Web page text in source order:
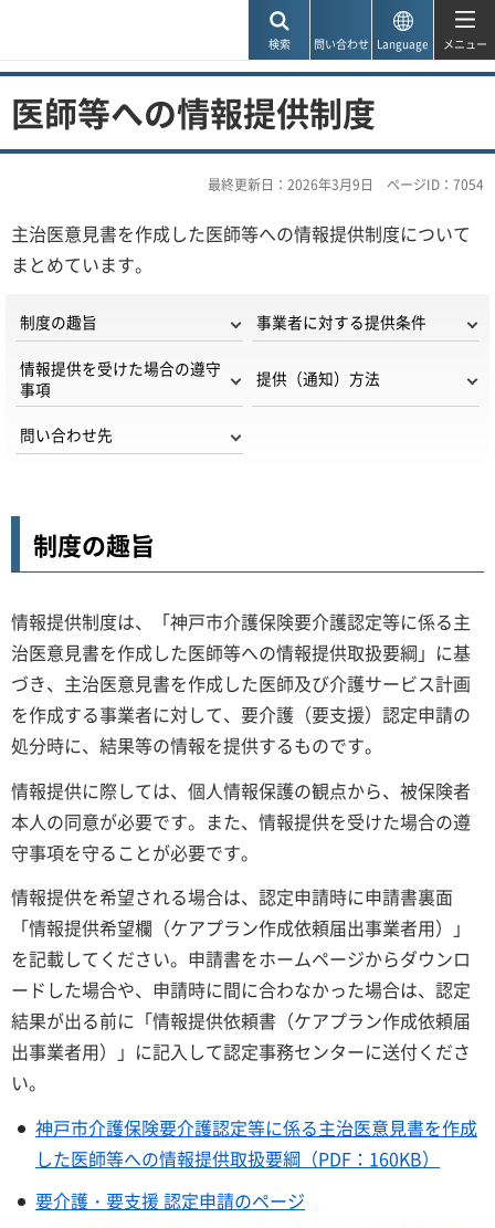
検索 問い合わせ Language メニュー
医師等への情報提供制度
最終更新日：2026年3月9日 ページID：7054
主治医意見書を作成した医師等への情報提供制度について
まとめています。
制度の趣旨 事業者に対する提供条件
情報提供を受けた場合の遵守
事項
提供（通知）方法
問い合わせ先
制度の趣旨
情報提供制度は、「神戸市介護保険要介護認定等に係る主
治医意見書を作成した医師等への情報提供取扱要綱」に基
づき、主治医意見書を作成した医師及び介護サービス計画
を作成する事業者に対して、要介護（要支援）認定申請の
処分時に、結果等の情報を提供するものです。
情報提供に際しては、個人情報保護の観点から、被保険者
本人の同意が必要です。また、情報提供を受けた場合の遵
守事項を守ることが必要です。
情報提供を希望される場合は、認定申請時に申請書裏面
「情報提供希望欄（ケアプラン作成依頼届出事業者用）」
を記載してください。申請書をホームページからダウンロ
ードした場合や、申請時に間に合わなかった場合は、認定
結果が出る前に「情報提供依頼書（ケアプラン作成依頼届
出事業者用）」に記入して認定事務センターに送付くださ
い。
神戸市介護保険要介護認定等に係る主治医意見書を作成
した医師等への情報提供取扱要綱（PDF：160KB）
要介護・要支援 認定申請のページ